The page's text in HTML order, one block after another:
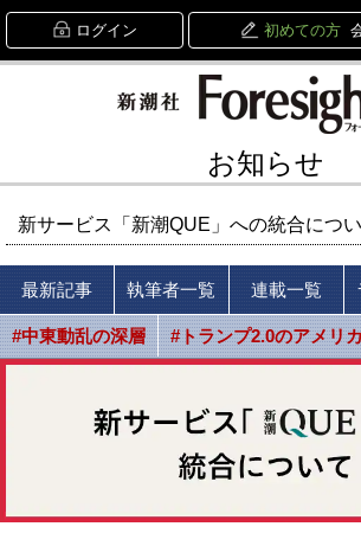
ログイン 初めての方
お知らせ
新サービス「新潮QUE」への統合につ
最新記事 執筆者一覧 連載一覧
#中東動乱の深層 #トランプ2.0のアメリ